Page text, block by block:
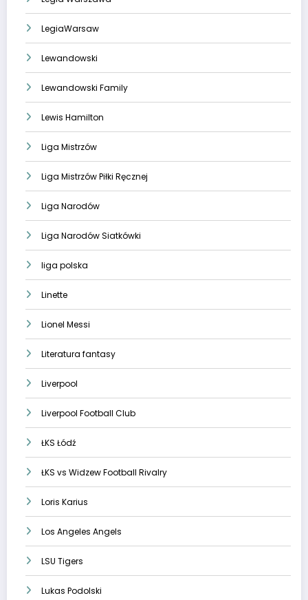
LegiaWarsaw
Lewandowski
Lewandowski Family
Lewis Hamilton
Liga Mistrzów
Liga Mistrzów Piłki Ręcznej
Liga Narodów
Liga Narodów Siatkówki
liga polska
Linette
Lionel Messi
Literatura fantasy
Liverpool
Liverpool Football Club
ŁKS Łódź
ŁKS vs Widzew Football Rivalry
Loris Karius
Los Angeles Angels
LSU Tigers
Lukas Podolski